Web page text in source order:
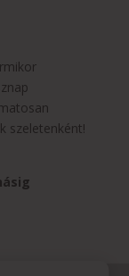
szeletenként!